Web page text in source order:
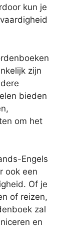
kun je
zijn
bieden
om het
Engels
ook een
Of je
of reizen,
zal
en